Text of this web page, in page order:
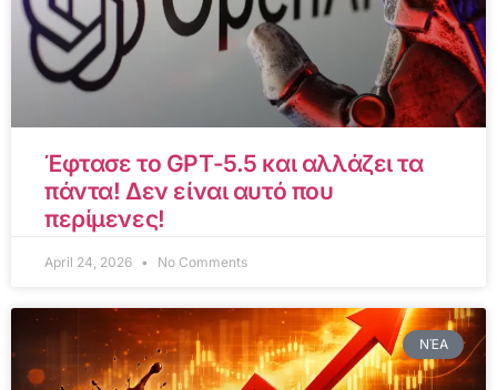
Έφτασε το GPT-5.5 και αλλάζει τα
πάντα! Δεν είναι αυτό που
περίμενες!
April 24, 2026 No Comments
ΝΈΑ